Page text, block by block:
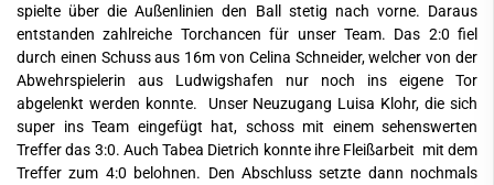
spielte über die Außenlinien den Ball stetig nach vorne. Daraus
entstanden zahlreiche Torchancen für unser Team. Das 2:0 fiel
durch einen Schuss aus 16m von Celina Schneider, welcher von der
Abwehrspielerin aus Ludwigshafen nur noch ins eigene Tor
abgelenkt werden konnte. Unser Neuzugang Luisa Klohr, die sich
super ins Team eingefügt hat, schoss mit einem sehenswerten
Treffer das 3:0. Auch Tabea Dietrich konnte ihre Fleißarbeit mit dem
Treffer zum 4:0 belohnen. Den Abschluss setzte dann nochmals